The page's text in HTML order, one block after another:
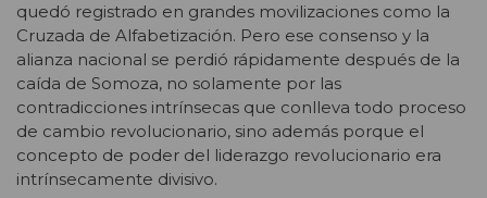
quedó registrado en grandes movilizaciones como la
Cruzada de Alfabetización. Pero ese consenso y la
alianza nacional se perdió rápidamente después de la
caída de Somoza, no solamente por las
contradicciones intrínsecas que conlleva todo proceso
de cambio revolucionario, sino además porque el
concepto de poder del liderazgo revolucionario era
intrínsecamente divisivo.